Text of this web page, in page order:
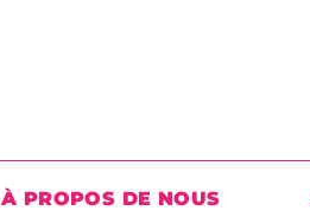
À PROPOS DE NOUS